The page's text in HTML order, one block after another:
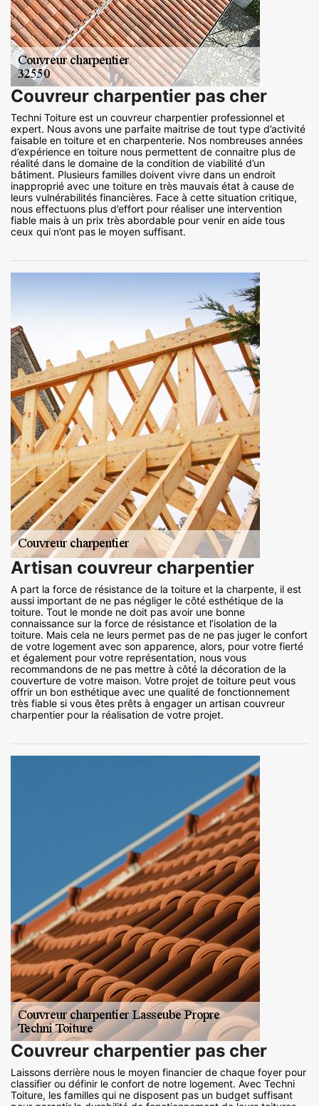
Couvreur charpentier pas cher
Techni Toiture est un couvreur charpentier professionnel et
expert. Nous avons une parfaite maitrise de tout type d’activité
faisable en toiture et en charpenterie. Nos nombreuses années
d’expérience en toiture nous permettent de connaitre plus de
réalité dans le domaine de la condition de viabilité d’un
bâtiment. Plusieurs familles doivent vivre dans un endroit
inapproprié avec une toiture en très mauvais état à cause de
leurs vulnérabilités financières. Face à cette situation critique,
nous effectuons plus d’effort pour réaliser une intervention
fiable mais à un prix très abordable pour venir en aide tous
ceux qui n’ont pas le moyen suffisant.
Artisan couvreur charpentier
A part la force de résistance de la toiture et la charpente, il est
aussi important de ne pas négliger le côté esthétique de la
toiture. Tout le monde ne doit pas avoir une bonne
connaissance sur la force de résistance et l’isolation de la
toiture. Mais cela ne leurs permet pas de ne pas juger le confort
de votre logement avec son apparence, alors, pour votre fierté
et également pour votre représentation, nous vous
recommandons de ne pas mettre à côté la décoration de la
couverture de votre maison. Votre projet de toiture peut vous
offrir un bon esthétique avec une qualité de fonctionnement
très fiable si vous êtes prêts à engager un artisan couvreur
charpentier pour la réalisation de votre projet.
Couvreur charpentier pas cher
Laissons derrière nous le moyen financier de chaque foyer pour
classifier ou définir le confort de notre logement. Avec Techni
Toiture, les familles qui ne disposent pas un budget suffisant